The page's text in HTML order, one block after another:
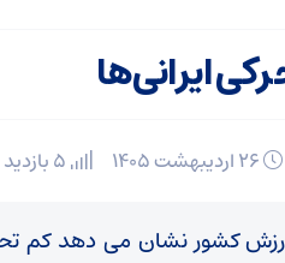
ایرانی‌ها
کشور نشان می دهد کم